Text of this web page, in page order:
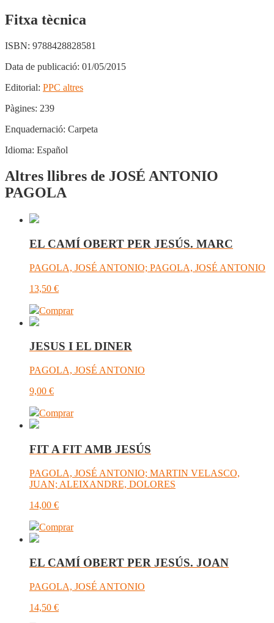
Fitxa tècnica
ISBN: 9788428828581
Data de publicació: 01/05/2015
Editorial: PPC altres
Pàgines: 239
Enquadernació: Carpeta
Idioma: Español
Altres llibres de JOSÉ ANTONIO
PAGOLA
EL CAMÍ OBERT PER JESÚS. MARC
PAGOLA, JOSÉ ANTONIO; PAGOLA, JOSÉ ANTONIO
13,50 €
Comprar
JESUS I EL DINER
PAGOLA, JOSÉ ANTONIO
9,00 €
Comprar
FIT A FIT AMB JESÚS
PAGOLA, JOSÉ ANTONIO; MARTIN VELASCO,
JUAN; ALEIXANDRE, DOLORES
14,00 €
Comprar
EL CAMÍ OBERT PER JESÚS. JOAN
PAGOLA, JOSÉ ANTONIO
14,50 €